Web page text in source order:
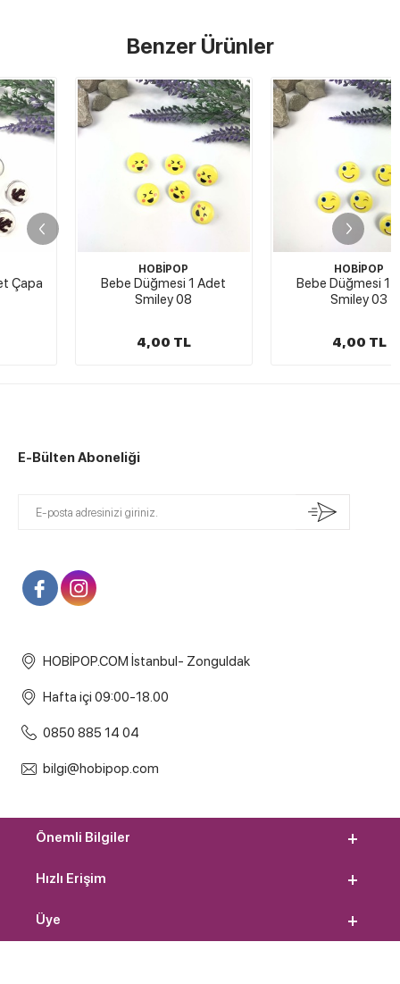
Benzer Ürünler
Bebe Düğmesi 1 Adet
Bebe Düğmesi 1 Adet
E-Bülten Aboneliği
HOBİPOP.COM İstanbul- Zonguldak
Hafta içi 09:00-18.00
0850 885 14 04
bilgi@hobipop.com
Önemli Bilgiler
Hızlı Erişim
Üye